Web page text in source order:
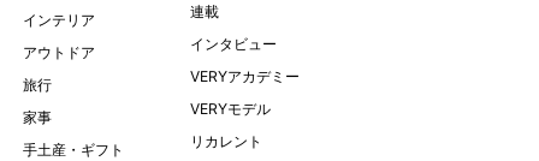
インテリア
アウトドア
旅行
家事
手土産・ギフト
連載
インタビュー
VERYアカデミー
VERYモデル
リカレント